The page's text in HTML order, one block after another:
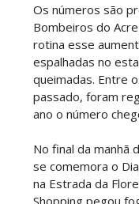
Os números são
Bombeiros do
rotina esse
espalhadas no
queimadas. Entre
passado, foram
ano o número
No final da manhã
se comemora o
na Estrada da
Shopping pegou